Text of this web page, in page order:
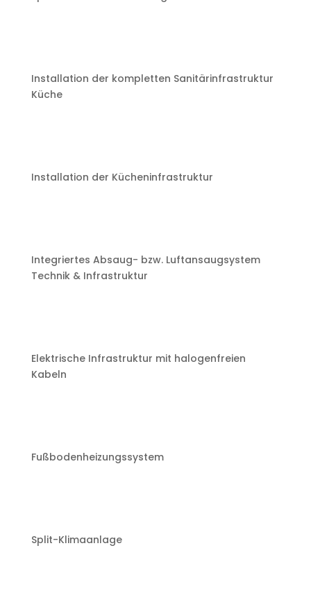
Installation der kompletten Sanitärinfrastruktur
Küche
Installation der Kücheninfrastruktur
Integriertes Absaug- bzw. Luftansaugsystem
Technik & Infrastruktur
Elektrische Infrastruktur mit halogenfreien
Kabeln
Fußbodenheizungssystem
Split-Klimaanlage